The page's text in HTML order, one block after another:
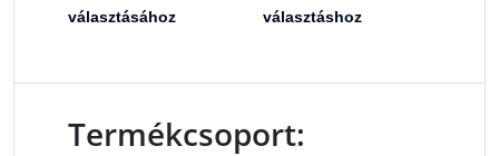
választásához
választáshoz
Termékcsoport: